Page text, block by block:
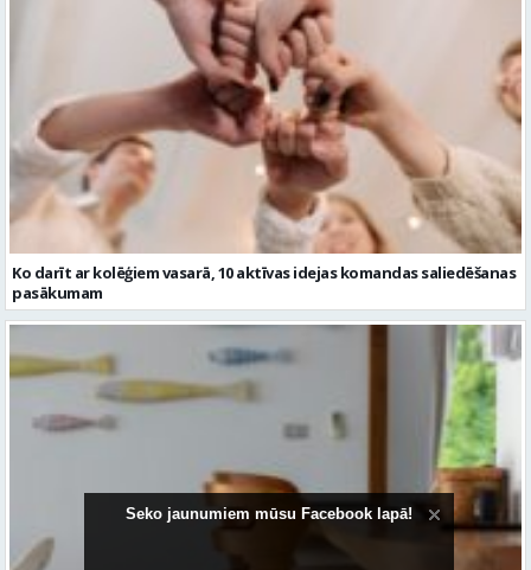
Ko darīt ar kolēģiem vasarā, 10 aktīvas idejas komandas saliedēšanas
pasākumam
Kā bāra krēsli papildina virtuves vai bāra zonu
Seko jaunumiem mūsu Facebook lapā!